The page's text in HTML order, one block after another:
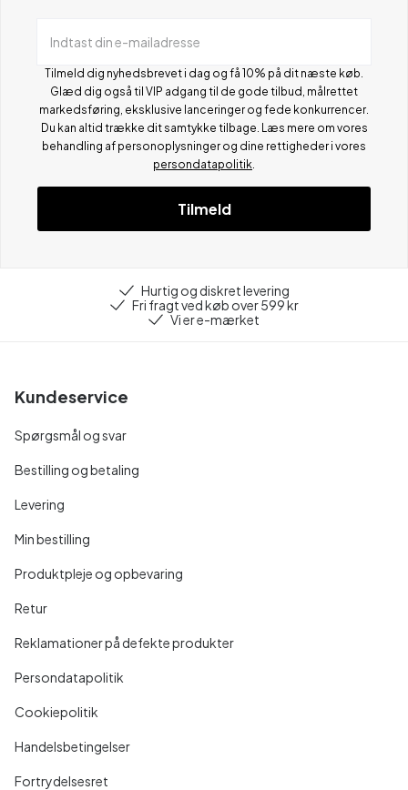
Indtast din e-mailadresse
Tilmeld dig nyhedsbrevet i dag og få 10% på dit næste køb.
Glæd dig også til VIP adgang til de gode tilbud, målrettet
markedsføring, eksklusive lanceringer og fede konkurrencer.
Du kan altid trække dit samtykke tilbage. Læs mere om vores
behandling af personoplysninger og dine rettigheder i vores
persondatapolitik
Tilmeld
Hurtig og diskret levering
Fri fragt ved køb over 599 kr
Vi er e-mærket
Kundeservice
Spørgsmål og svar
Bestilling og betaling
Levering
Min bestilling
Produktpleje og opbevaring
Retur
Reklamationer på defekte produkter
Persondatapolitik
Cookiepolitik
Handelsbetingelser
Fortrydelsesret